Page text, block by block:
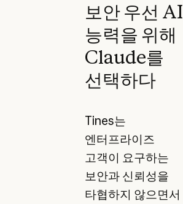
보안 우선 AI
능력을 위해
Claude를
선택하다
Tines는
엔터프라이즈
고객이 요구하는
보안과 신뢰성을
타협하지 않으면서